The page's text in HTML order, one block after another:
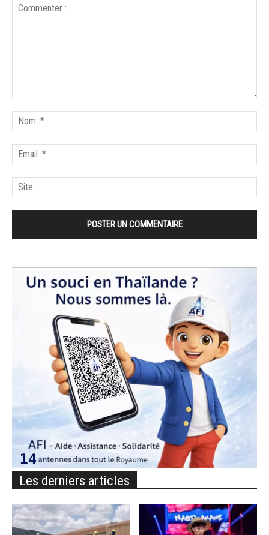
Les derniers articles